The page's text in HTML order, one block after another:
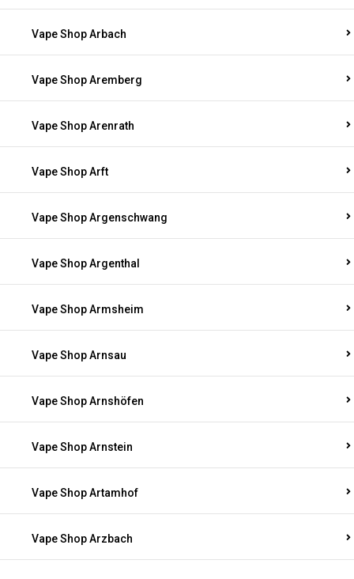
Vape Shop Arbach
Vape Shop Aremberg
Vape Shop Arenrath
Vape Shop Arft
Vape Shop Argenschwang
Vape Shop Argenthal
Vape Shop Armsheim
Vape Shop Arnsau
Vape Shop Arnshöfen
Vape Shop Arnstein
Vape Shop Artamhof
Vape Shop Arzbach